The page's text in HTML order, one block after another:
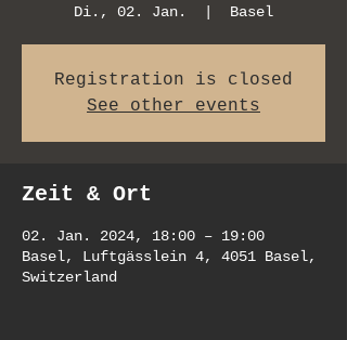
Di., 02. Jan. Basel
Registration is closed
See other events
Zeit & Ort
02. Jan. 2024, 18:00 – 19:00
Basel, Luftgässlein 4, 4051 Basel,
Switzerland